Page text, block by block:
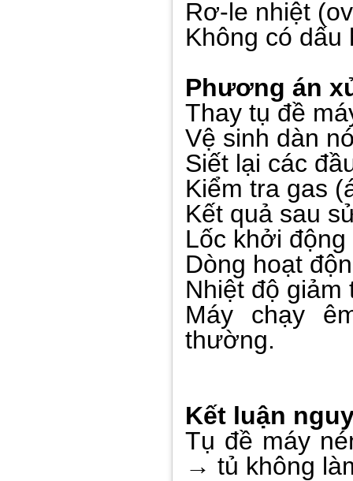
Rơ-le nhiệt
Không có dấu
Phương án
Thay tụ đề
Vệ sinh dàn
Siết lại các
Kiểm tra gas
Kết quả sau
Lốc khởi
Dòng hoạt
Nhiệt độ
Máy chạy
thường.
Kết luận
Tụ đề máy
→ tủ không